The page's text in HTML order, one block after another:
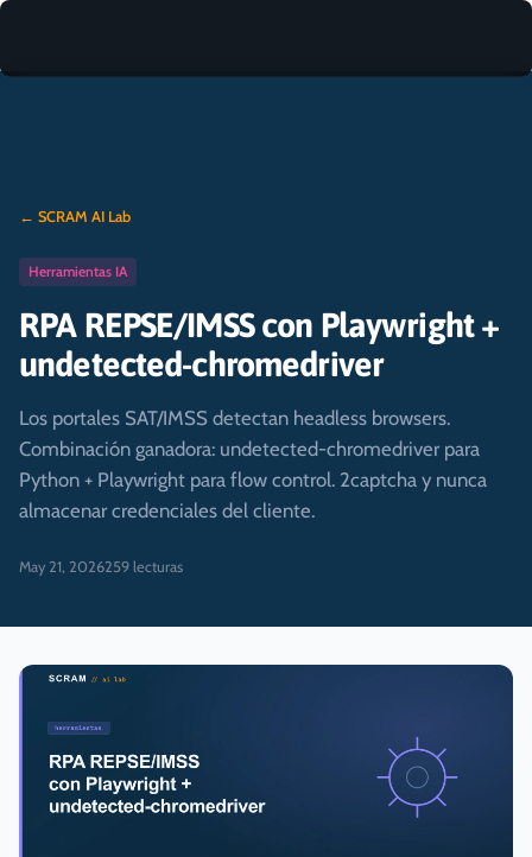
← SCRAM AI Lab
Herramientas IA
RPA REPSE/IMSS con Playwright +
undetected-chromedriver
Los portales SAT/IMSS detectan headless browsers.
Combinación ganadora: undetected-chromedriver para
Python + Playwright para flow control. 2captcha y nunca
almacenar credenciales del cliente.
May 21, 2026259 lecturas